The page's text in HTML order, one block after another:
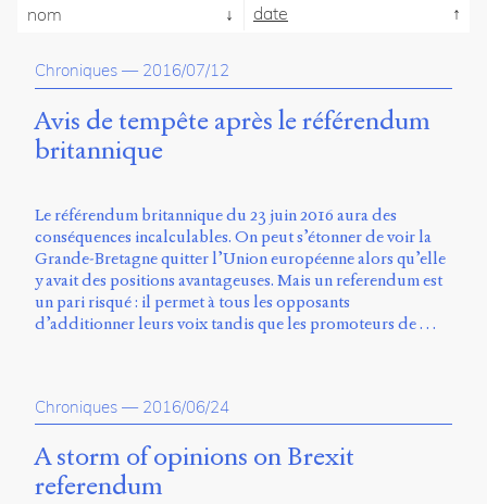
du
site
Archipel
En
Mastodon
Université
de
Longueuil
Local
B1-
12723
150
nom date
Chroniques — 2016/07/12
Avis de tempête après le référendum
britannique
Le référendum britannique du 23 juin 2016 aura des
conséquences incalculables. On peut s’étonner de voir la
Grande-Bretagne quitter l’Union européenne alors qu’elle
y avait des positions avantageuses. Mais un referendum est
un pari risqué : il permet à tous les opposants
d’additionner leurs voix tandis que les promoteurs de …
Chroniques — 2016/06/24
A storm of opinions on Brexit
referendum